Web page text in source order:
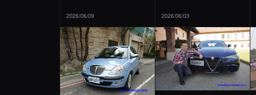
2026/06/09 2026/06/03